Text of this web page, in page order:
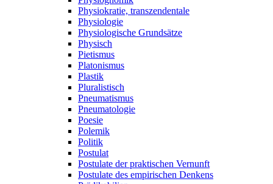
Physiokratie, transzendentale
Physiologie
Physiologische Grundsätze
Physisch
Pietismus
Platonismus
Plastik
Pluralistisch
Pneumatismus
Pneumatologie
Poesie
Polemik
Politik
Postulat
Postulate der praktischen Vernunft
Postulate des empirischen Denkens